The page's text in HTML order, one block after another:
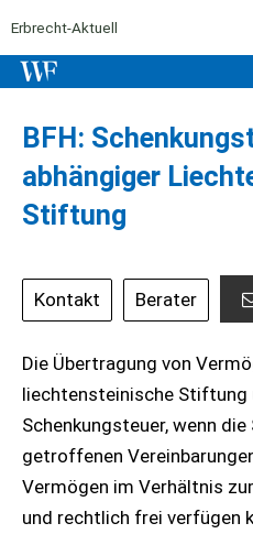
Erbrecht-Aktuell
BFH:
abhängiger
Stiftung
Kontakt Berater
Die Übertragung von
liechtensteinische
Schenkungsteuer, wenn
getroffenen
Vermögen im Verhältnis
und rechtlich frei verfügen